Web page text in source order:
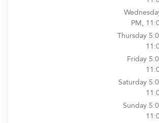
PM,
Thursday
Friday
Saturday
Sunday